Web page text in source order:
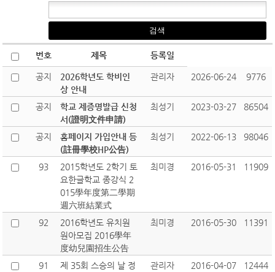
번호 제목 등록일
공지
2026학년도 학비인
상 안내
관리자 2026-06-24 9776
공지
학교 제증명발급 신청
서(證明文件申請)
최성기 2023-03-27 86504
공지
홈페이지 가입안내 등
(註冊學校HP公告)
최성기 2022-06-13 98046
93
2015학년도 2학기 토
요한글학교 종강식 2
015學年度第二學期
週六班結業式
최미경 2016-05-31 11909
92
2016학년도 유치원
원아모집 2016學年
度幼兒園招生公告
최미경 2016-05-30 11391
91
제 35회 스승의 날 정
관리자 2016-04-07 12444